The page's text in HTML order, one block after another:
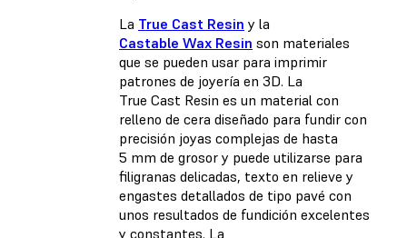
La True Cast Resin y la
Castable Wax Resin son materiales
que se pueden usar para imprimir
patrones de joyería en 3D. La
True Cast Resin es un material con
relleno de cera diseñado para fundir con
precisión joyas complejas de hasta
5 mm de grosor y puede utilizarse para
filigranas delicadas, texto en relieve y
engastes detallados de tipo pavé con
unos resultados de fundición excelentes
y constantes. La